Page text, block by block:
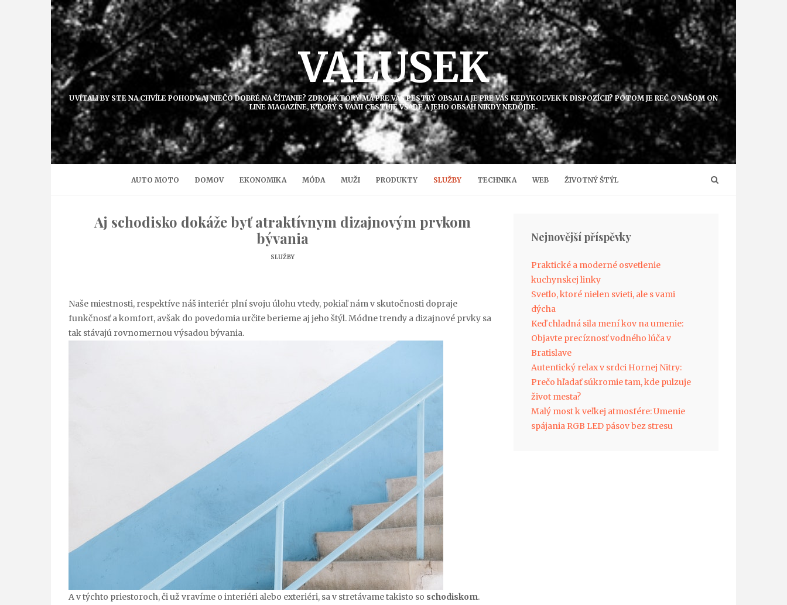
VALUSEK
UVÍTALI BY STE NA CHVÍLE POHODY AJ NIEČO DOBRÉ NA ČÍTANIE? ZDROJ, KTORÝ MÁ PRE VÁS PESTRÝ OBSAH A JE PRE VÁS KEDYKOĽVEK K DISPOZÍCII? POTOM JE REČ O NAŠOM ON
LINE MAGAZÍNE, KTORÝ S VAMI CESTUJE VŠADE A JEHO OBSAH NIKDY NEDÔJDE.
AUTO MOTO DOMOV EKONOMIKA MÓDA MUŽI PRODUKTY SLUŽBY TECHNIKA WEB ŽIVOTNÝ ŠTÝL
Aj schodisko dokáže byť atraktívnym dizajnovým prvkom
bývania
SLUŽBY
Naše miestnosti, respektíve náš interiér plní svoju úlohu vtedy, pokiaľ nám v skutočnosti dopraje
funkčnosť a komfort, avšak do povedomia určite berieme aj jeho štýl. Módne trendy a dizajnové prvky sa
tak stávajú rovnomernou výsadou bývania.
A v týchto priestoroch, či už vravíme o interiéri alebo exteriéri, sa v stretávame takisto so schodiskom.
Nejnovější příspěvky
Praktické a moderné osvetlenie
kuchynskej linky
Svetlo, ktoré nielen svieti, ale s vami
dýcha
Keď chladná sila mení kov na umenie:
Objavte precíznosť vodného lúča v
Bratislave
Autentický relax v srdci Hornej Nitry:
Prečo hľadať súkromie tam, kde pulzuje
život mesta?
Malý most k veľkej atmosfére: Umenie
spájania RGB LED pásov bez stresu